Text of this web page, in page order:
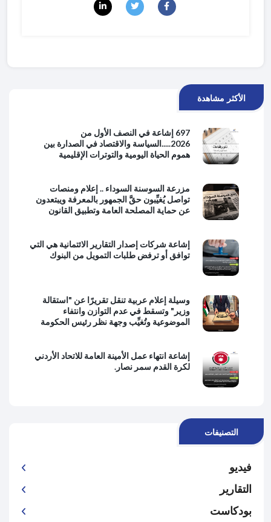
الأكثر مشاهدة
697 إشاعة في النصف الأول من
2026.....السياسة والاقتصاد في الصدارة بين
هموم الحياة اليومية والتوترات الإقليمية
مزرعة السوسنة السوداء .. إعلام ومنصات
تواصل يُغيِّبون حقَّ الجمهور بالمعرفة ويبتعدون
عن حماية المصلحة العامة وتطبيق القانون
إشاعة شركات إصدار التقارير الائتمانية هي التي
توافق أو ترفض طلبات التمويل من البنوك
وسيلة إعلام عربية تنقل تقريرًا عن "استقالة
وزير" وتسقط في عدم التوازن وانتفاء
الموضوعية وتُغيِّب وجهة نظر رئيس الحكومة
إشاعة انتهاء عمل الأمينة العامة للاتحاد الأردني
لكرة القدم سمر نصار.
التصنيفات
فيديو
التقارير
بودكاست